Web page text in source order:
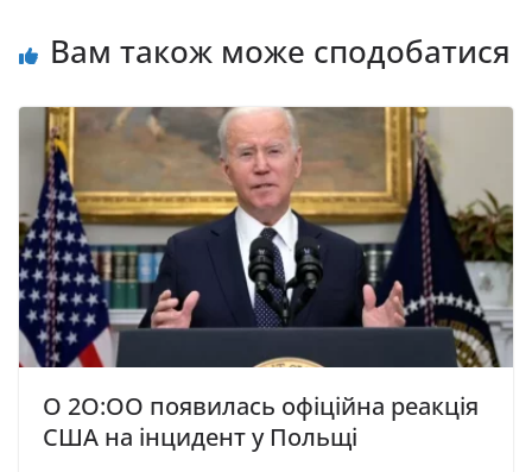
Вам також може сподобатися
О 2O:OO появилась oфiцiйнa реакція
CШA нa iнцидент y Пoльщi